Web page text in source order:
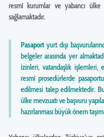
resmî kurumlar ve yabancı
sağlamaktadır.
Pasaport yurt dışı
belgeler arasında yer
izinleri, vatandaşlık işlemleri,
resmî prosedürlerde
edilmesi talep edilmektedir.
ülke mevzuatı ve başvuru
hazırlanması büyük önem